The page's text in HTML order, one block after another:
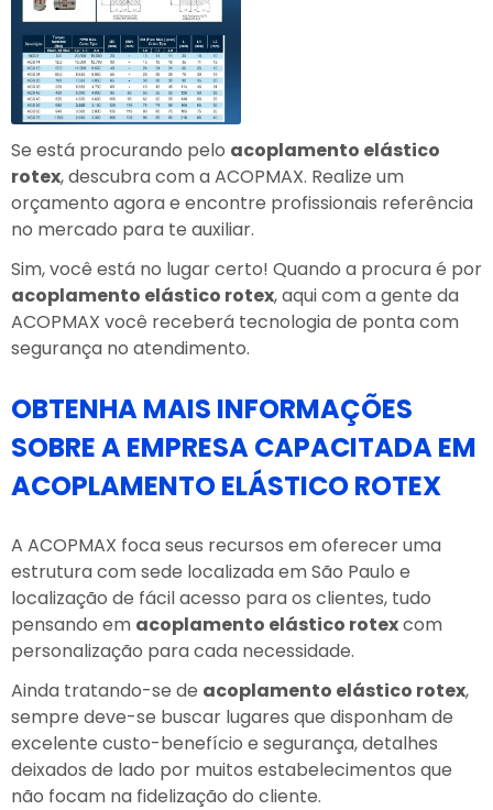
Se está procurando pelo acoplamento elástico
rotex, descubra com a ACOPMAX. Realize um
orçamento agora e encontre profissionais referência
no mercado para te auxiliar.
Sim, você está no lugar certo! Quando a procura é por
acoplamento elástico rotex, aqui com a gente da
ACOPMAX você receberá tecnologia de ponta com
segurança no atendimento.
OBTENHA MAIS INFORMAÇÕES
SOBRE A EMPRESA CAPACITADA EM
ACOPLAMENTO ELÁSTICO ROTEX
A ACOPMAX foca seus recursos em oferecer uma
estrutura com sede localizada em São Paulo e
localização de fácil acesso para os clientes, tudo
pensando em acoplamento elástico rotexcom
personalização para cada necessidade.
Ainda tratando-se de acoplamento elástico rotex,
sempre deve-se buscar lugares que disponham de
excelente custo-benefício e segurança, detalhes
deixados de lado por muitos estabelecimentos que
não focam na fidelização do cliente.